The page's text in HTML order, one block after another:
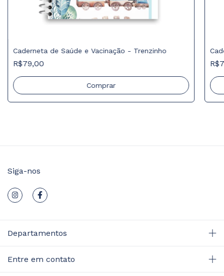
Caderneta de Saúde e Vacinação - Trenzinho
R$79,00
Comprar
Siga-nos
Departamentos
Entre em contato